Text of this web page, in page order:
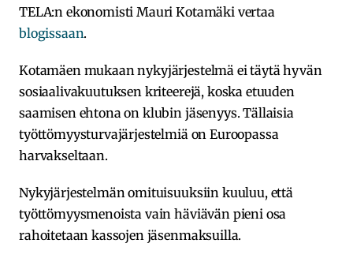
TELA:n ekonomisti Mauri Kotamäki vertaa
blogissaan.
Kotamäen mukaan nykyjärjestelmä ei täytä hyvän
sosiaalivakuutuksen kriteerejä, koska etuuden
saamisen ehtona on klubin jäsenyys. Tällaisia
työttömyysturvajärjestelmiä on Euroopassa
harvakseltaan.
Nykyjärjestelmän omituisuuksiin kuuluu, että
työttömyysmenoista vain häviävän pieni osa
rahoitetaan kassojen jäsenmaksuilla.